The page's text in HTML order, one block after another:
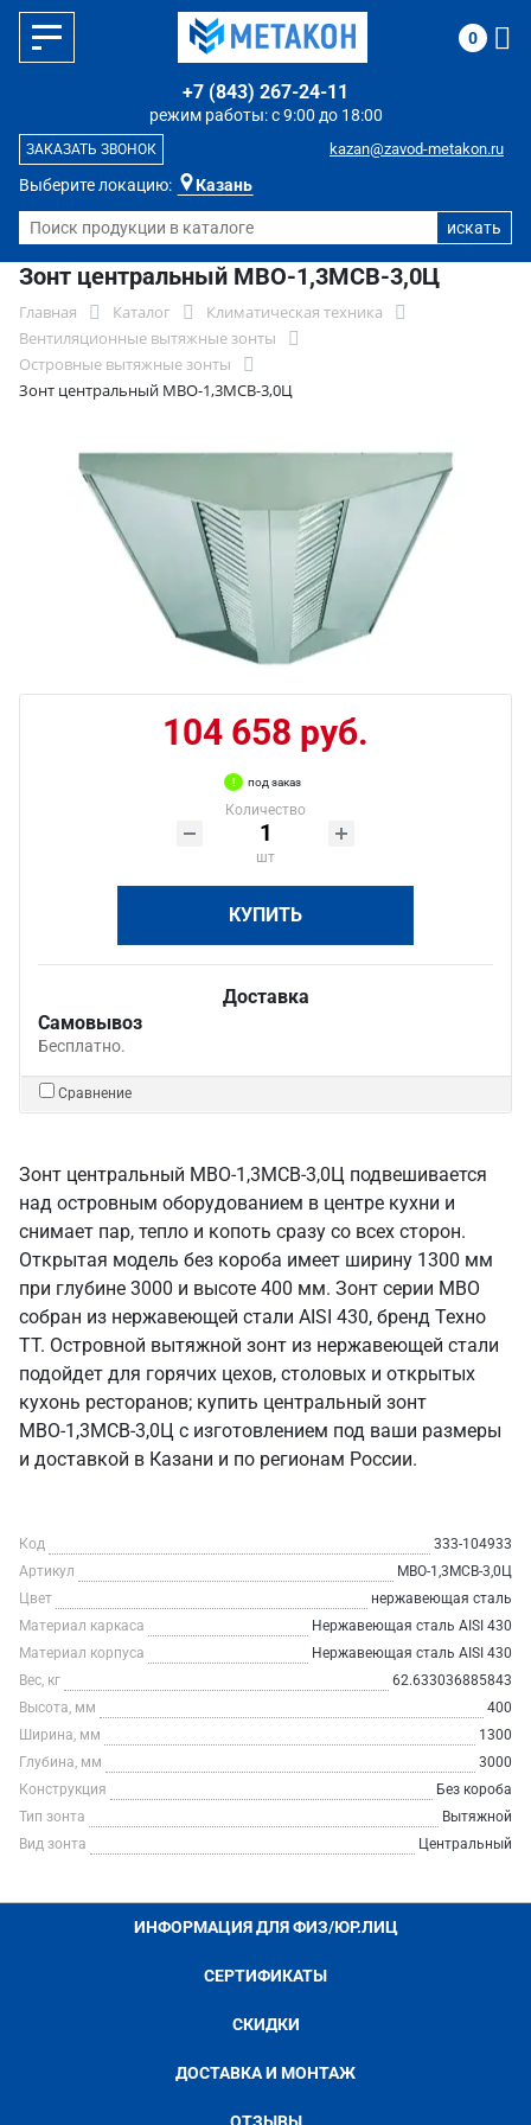
Выберите локацию: Казань
режим работы: с 9:00 до 18:00
+7 (843) 267-24-11
kazan@zavod-metakon.ru
ЗАКАЗАТЬ ЗВОНОК
0
Зонт центральный МВО-1,3МСВ-3,0Ц
Главная Каталог
Климатическая техника
Вентиляционные вытяжные зонты
Островные вытяжные зонты
Зонт центральный МВО-1,3МСВ-3,0Ц
104 658 руб.
под заказ
Количество
шт
КУПИТЬ
Доставка
Самовывоз
Бесплатно.
Сравнение
Зонт центральный МВО-1,3МСВ-3,0Ц подвешивается
над островным оборудованием в центре кухни и
снимает пар, тепло и копоть сразу со всех сторон.
Открытая модель без короба имеет ширину 1300 мм
при глубине 3000 и высоте 400 мм. Зонт серии МВО
собран из нержавеющей стали AISI 430, бренд Техно
ТТ. Островной вытяжной зонт из нержавеющей стали
подойдет для горячих цехов, столовых и открытых
кухонь ресторанов; купить центральный зонт
МВО-1,3МСВ-3,0Ц с изготовлением под ваши размеры
и доставкой в Казани и по регионам России.
Код
333-104933
Артикул
МВО-1,3МСВ-3,0Ц
Цвет
нержавеющая сталь
Материал каркаса
Нержавеющая сталь AISI 430
Материал корпуса
Нержавеющая сталь AISI 430
Вес, кг
62.633036885843
Высота, мм
400
Ширина, мм
1300
Глубина, мм
3000
Конструкция
Без короба
Тип зонта
Вытяжной
Вид зонта
Центральный
ИНФОРМАЦИЯ ДЛЯ ФИЗ/ЮР.ЛИЦ
СЕРТИФИКАТЫ
СКИДКИ
ДОСТАВКА И МОНТАЖ